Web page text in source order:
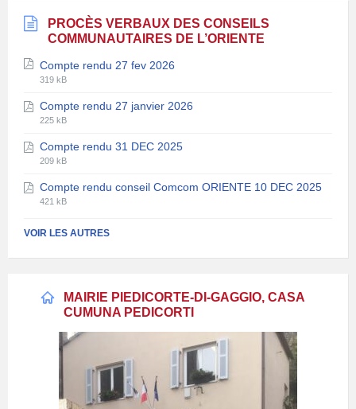
PROCÈS VERBAUX DES CONSEILS
COMMUNAUTAIRES DE L’ORIENTE
Compte rendu 27 fev 2026
Extension
fichier:
pdf
Taille
fichier:
319 kB
Compte rendu 27 janvier 2026
Extension
fichier:
pdf
Taille
fichier:
225 kB
Compte rendu 31 DEC 2025
Extension
fichier:
pdf
Taille
fichier:
209 kB
Compte rendu conseil Comcom ORIENTE 10 DEC 2025
Extension
fichier:
Taille
fichier:
421 kB
VOIR LES AUTRES
MAIRIE PIEDICORTE-DI-GAGGIO, CASA
CUMUNA PEDICORTI